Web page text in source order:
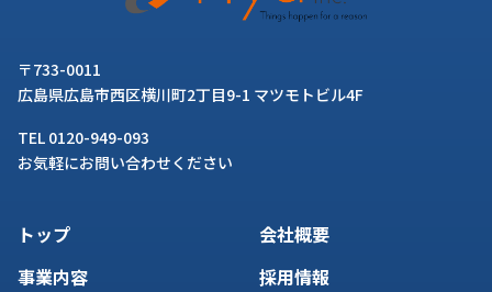
〒733-0011
広島県広島市西区横川町2丁目9-1 マツモトビル4F
TEL 0120-949-093
お気軽にお問い合わせください
トップ
事業内容
会社概要
採用情報